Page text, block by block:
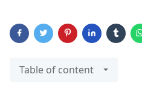
Table of content